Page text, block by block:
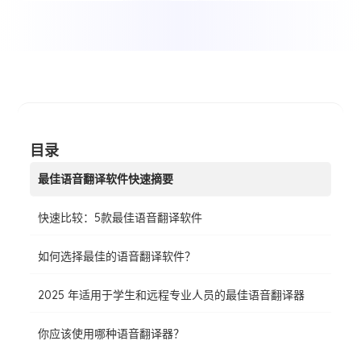
目录
最佳语音翻译软件快速摘要
快速比较：5款最佳语音翻译软件
如何选择最佳的语音翻译软件？
2025 年适用于学生和远程专业人员的最佳语音翻译器
你应该使用哪种语音翻译器？